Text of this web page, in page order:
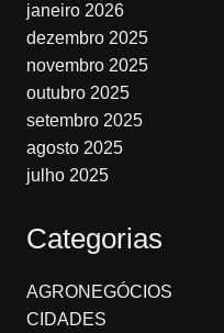
janeiro 2026
dezembro 2025
novembro 2025
outubro 2025
setembro 2025
agosto 2025
julho 2025
Categorias
AGRONEGÓCIOS
CIDADES